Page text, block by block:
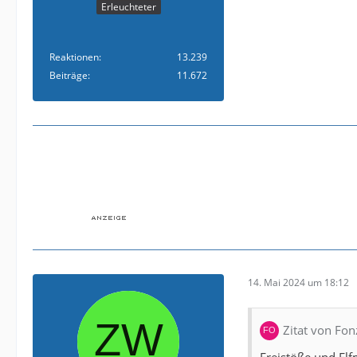
Erleuchteter
Reaktionen
13.239
Beiträge
11.672
14. Mai 2024 um 18:12
Zitat von